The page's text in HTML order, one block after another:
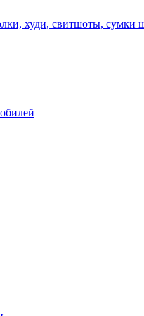
худи, свитшоты, сумки